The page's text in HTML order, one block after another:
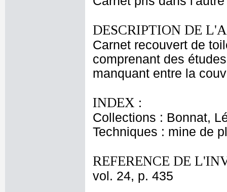
DESCRIPTION DE
Carnet recouvert de
comprenant des
manquant entre la
INDEX :
Collections : Bonnat,
Techniques : mine de
REFERENCE DE
vol. 24, p. 435